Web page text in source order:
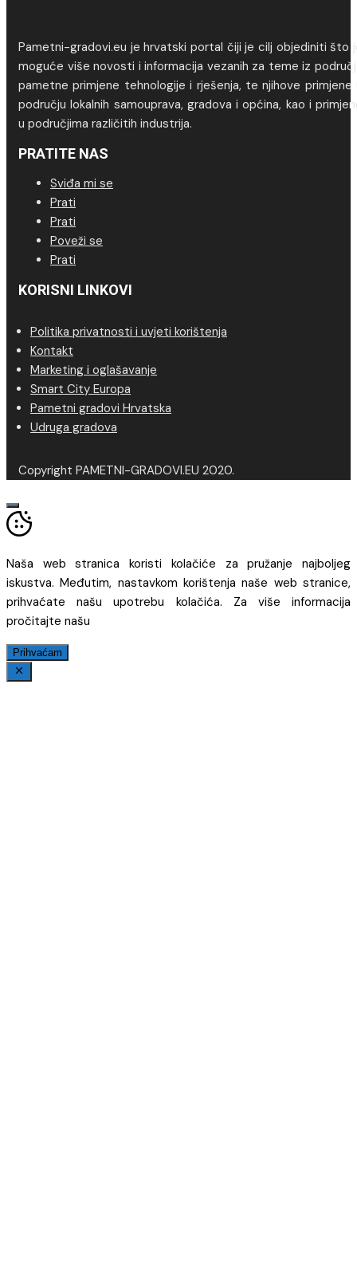
Pametni-gradovi.eu je hrvatski portal čiji je cilj objediniti što
moguće više novosti i informacija vezanih za teme iz
pametne primjene tehnologije i rješenja, te njihove primjene
području lokalnih samouprava, gradova i općina, kao i
u područjima različitih industrija.
PRATITE NAS
Sviđa mi se
Prati
Prati
Poveži se
Prati
KORISNI LINKOVI
Politika privatnosti i uvjeti korištenja
Kontakt
Marketing i oglašavanje
Smart City Europa
Pametni gradovi Hrvatska
Udruga gradova
Copyright PAMETNI-GRADOVI.EU 2020.
Naša web stranica koristi kolačiće za pružanje najboljeg
iskustva. Međutim, nastavkom korištenja naše web stranice,
prihvaćate našu upotrebu kolačića. Za više informacija
pročitajte našu
Prihvaćam